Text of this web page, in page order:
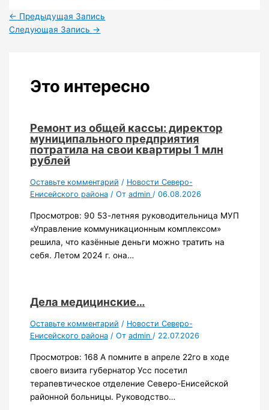
← Предыдущая Запись
Следующая Запись →
Это интересно
Ремонт из общей кассы: директор
муниципального предприятия
потратила на свои квартиры 1 млн
рублей
Оставьте комментарий / Новости Северо-
Енисейского района/ От admin / 06.08.2026
Просмотров: 90 53-летняя руководительница МУП
«Управление коммуникационным комплексом»
решила, что казённые деньги можно тратить на
себя. Летом 2024 г. она…
Дела медицинские…
Оставьте комментарий / Новости Северо-
Енисейского района/ От admin / 22.07.2026
Просмотров: 168 А помните в апреле 22го в ходе
своего визита губернатор Усс посетил
терапевтическое отделение Северо-Енисейской
районной больницы. Руководство…